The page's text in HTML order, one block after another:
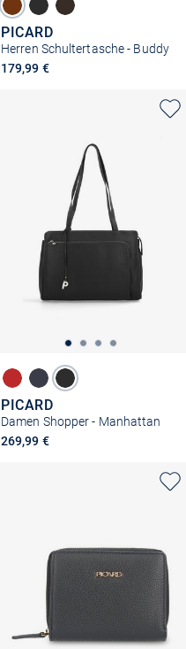
PICARD
Herren Schultertasche - Buddy
179,99 €
PICARD
Damen Shopper - Manhattan
269,99 €